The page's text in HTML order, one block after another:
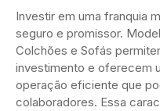
Investir em uma franquia
seguro e promissor.
Colchões e Sofás
investimento e oferecem
operação eficiente que
colaboradores. Essa